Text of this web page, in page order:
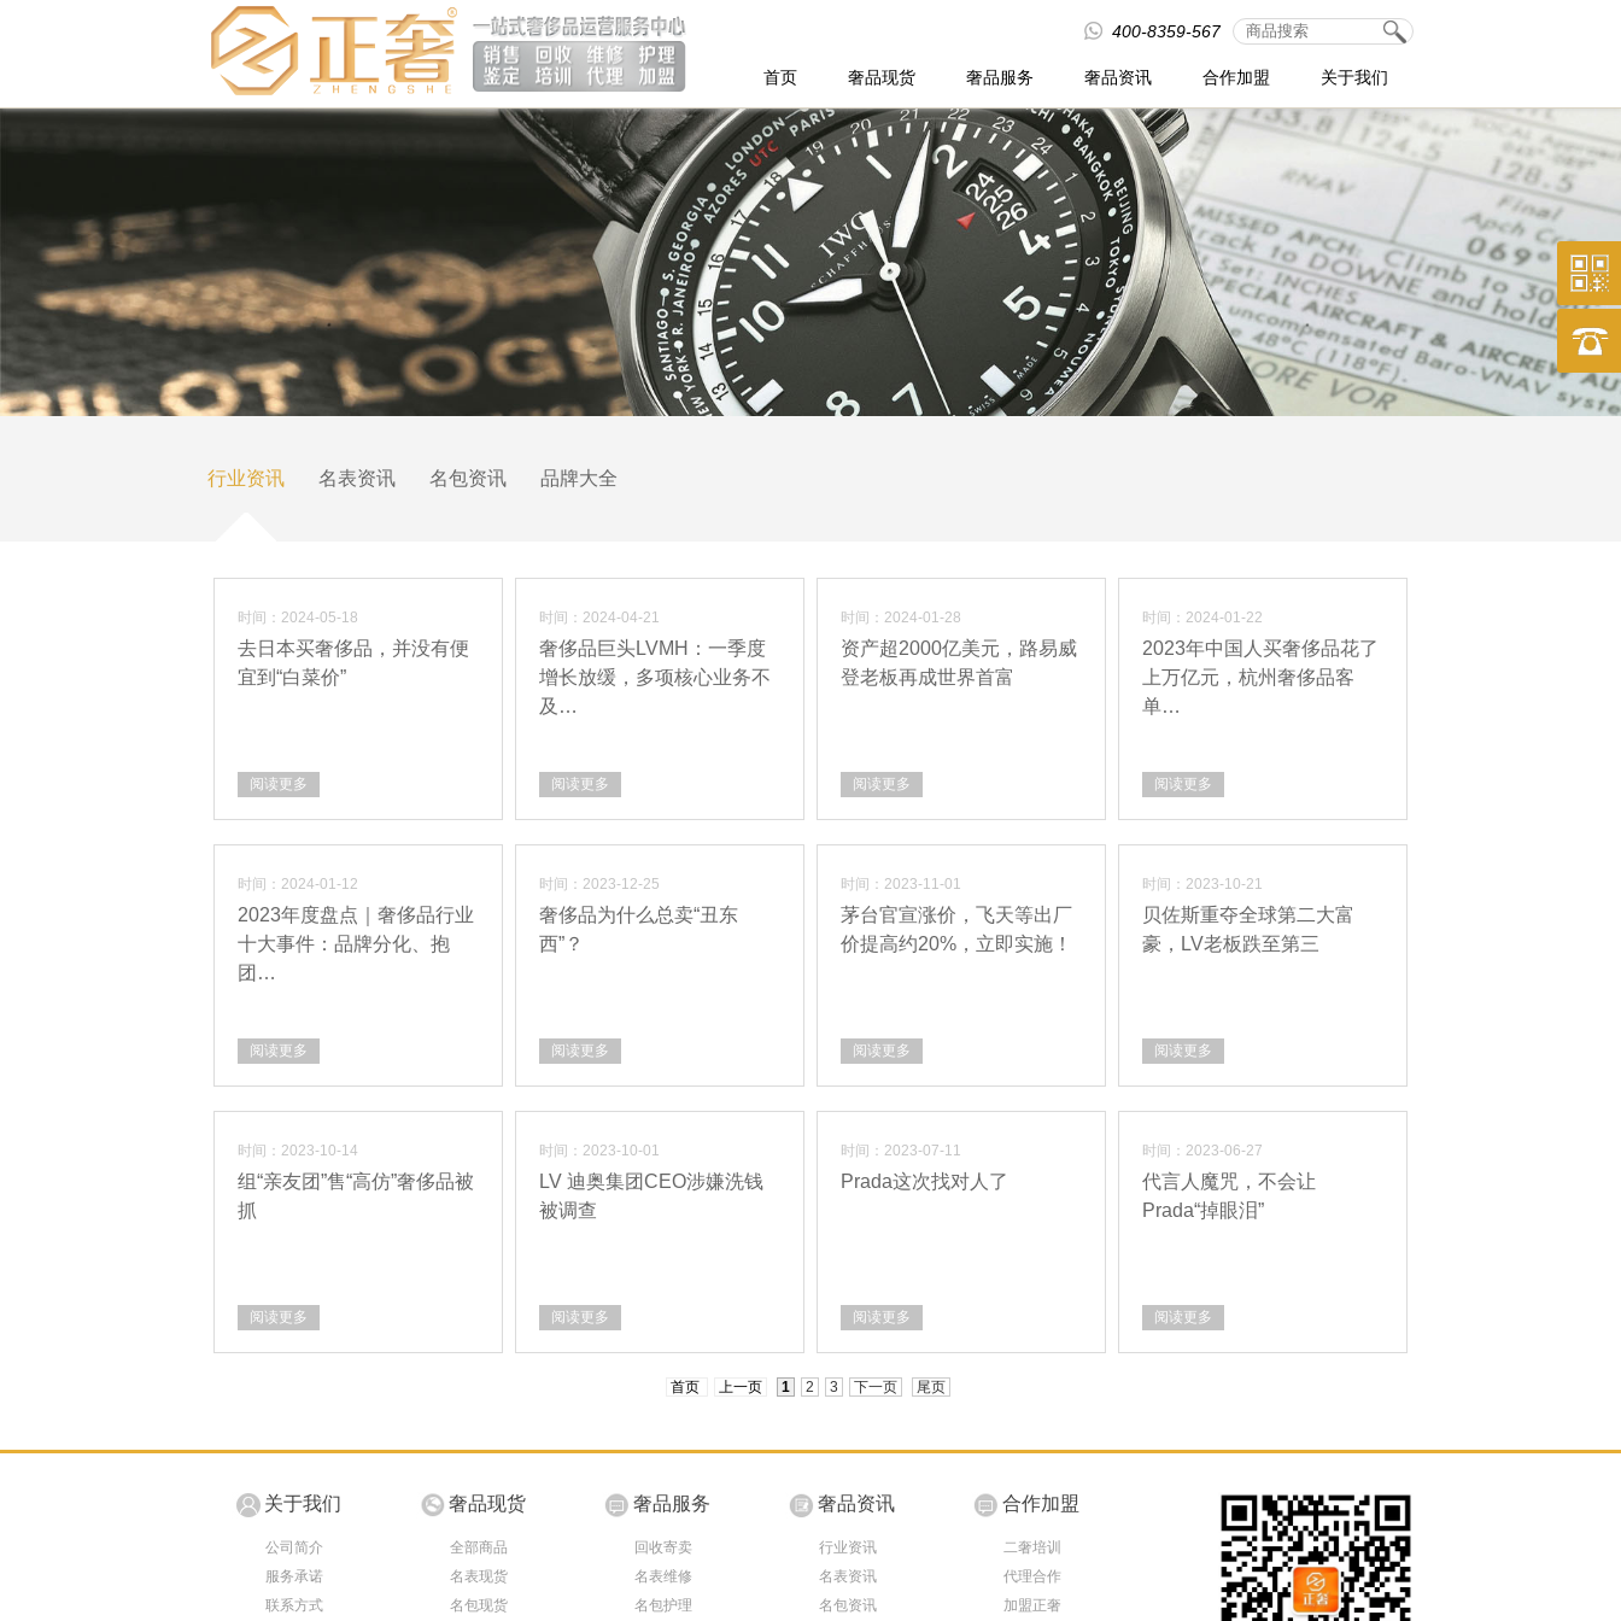
400-8359-567
首页 奢品现货 奢品服务 奢品资讯 合作加盟 关于我们
行业资讯 名表资讯 名包资讯 品牌大全
时间：2024-05-18
去日本买奢侈品，并没有便
宜到“白菜价”
阅读更多
时间：2024-04-21
奢侈品巨头LVMH：一季度
增长放缓，多项核心业务不
及…
阅读更多
时间：2024-01-28
资产超2000亿美元，路易威
登老板再成世界首富
阅读更多
时间：2024-01-22
2023年中国人买奢侈品花了
上万亿元，杭州奢侈品客
单…
阅读更多
时间：2024-01-12
2023年度盘点｜奢侈品行业
十大事件：品牌分化、抱
团…
阅读更多
时间：2023-12-25
奢侈品为什么总卖“丑东
西”？
阅读更多
时间：2023-11-01
茅台官宣涨价，飞天等出厂
价提高约20%，立即实施！
阅读更多
时间：2023-10-21
贝佐斯重夺全球第二大富
豪，LV老板跌至第三
阅读更多
时间：2023-10-14
组“亲友团”售“高仿”奢侈品被
抓
阅读更多
时间：2023-10-01
LV 迪奥集团CEO涉嫌洗钱
被调查
阅读更多
时间：2023-07-11
Prada这次找对人了
阅读更多
时间：2023-06-27
代言人魔咒，不会让
Prada“掉眼泪”
阅读更多
首页 上一页 1 2 3 下一页 尾页
关于我们
公司简介
服务承诺
联系方式
奢品现货
全部商品
名表现货
名包现货
奢品服务
回收寄卖
名表维修
名包护理
奢品资讯
行业资讯
名表资讯
名包资讯
合作加盟
二奢培训
代理合作
加盟正奢